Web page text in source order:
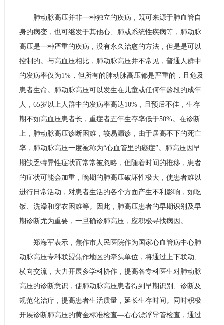
肺动脉高压并非一种独立的疾病，既可来源于肺血管自
身的病变，也可继发于其他心、肺或系统性疾病等，肺动脉
高压是一种严重的疾病，没有永久治愈的方法，但是是可以
控制的。与高血压相比，肺动脉高压并不常见，普通人群中
的发病率仅为1%，但所有的肺动脉高压都是严重的，且危及
患者生命。肺动脉高压可以发生在儿童或任何年龄段的成年
人，65岁以上人群中的发病率高达10%，且预后不佳，生存
期不如高血压患者长，重症者五年生存率低于50%。在诊断
上，肺动脉高压诊断困难，较易漏诊，由于居高不下的死亡
率，肺动脉高压一度被称为“心血管里的癌症”。肺高压因早
期缺乏特异性症状而常常被忽略，但随着时间的推移，患者
的症状可能会加重，晚期的肺高压破坏性极大，使患者难以
进行日常活动，对患者生活的各个方面产生不利影响，如吃
饭、洗澡和穿衣困难等。因此，肺高压患者的早期识别及早
期诊断尤为重要，一旦确诊肺高压，应积极寻找病因。
郑海军表示，焦作市人民医院作为国家心血管病中心肺
动脉高压专科联盟焦作地区的牵头单位，将通过上下联动、
横向交流，大力开展多学科协作，提高各专科医生对肺动脉
高压的诊断意识，使肺动脉高压患者得到早期识别、诊断及
规范化治疗，提高患者生活质量，延长生存时间。同时积极
开展诊断肺高压的黄金标准检查—右心漂浮导管检查，通过